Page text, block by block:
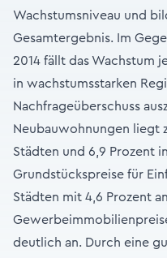
Wachstumsniveau und
Gesamtergebnis. Im
2014 fällt das Wachstum
in wachstumsstarken
Nachfrageüberschuss
Neubauwohnungen liegt
Städten und 6,9 Prozent
Grundstückspreise für
Städten mit 4,6 Prozent
deutlich an. Durch eine